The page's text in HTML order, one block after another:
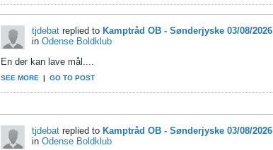
tjdebat replied to Kamptråd OB - Sønderjyske 03/08/2026
in Odense Boldklub
En der kan lave mål....
SEE MORE | GO TO POST
tjdebat replied to Kamptråd OB - Sønderjyske 03/08/2026
in Odense Boldklub